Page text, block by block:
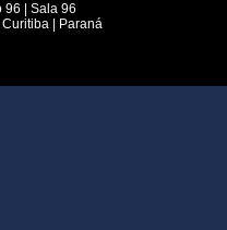
96 | Sala 96
| Paraná